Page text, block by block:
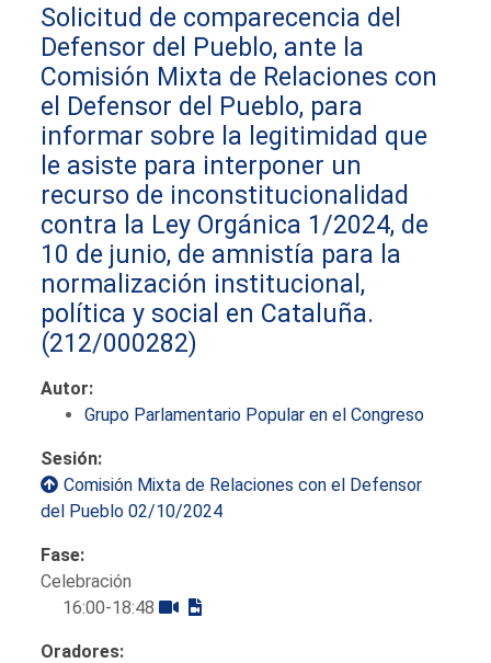
Solicitud de comparecencia del
Defensor del Pueblo, ante la
Comisión Mixta de Relaciones con
el Defensor del Pueblo, para
informar sobre la legitimidad que
le asiste para interponer un
recurso de inconstitucionalidad
contra la Ley Orgánica 1/2024, de
10 de junio, de amnistía para la
normalización institucional,
política y social en Cataluña.
(212/000282)
Autor:
Grupo Parlamentario Popular en el Congreso
Sesión:
Comisión Mixta de Relaciones con el Defensor
del Pueblo 02/10/2024
Fase:
Celebración
16:00-18:48
Oradores: